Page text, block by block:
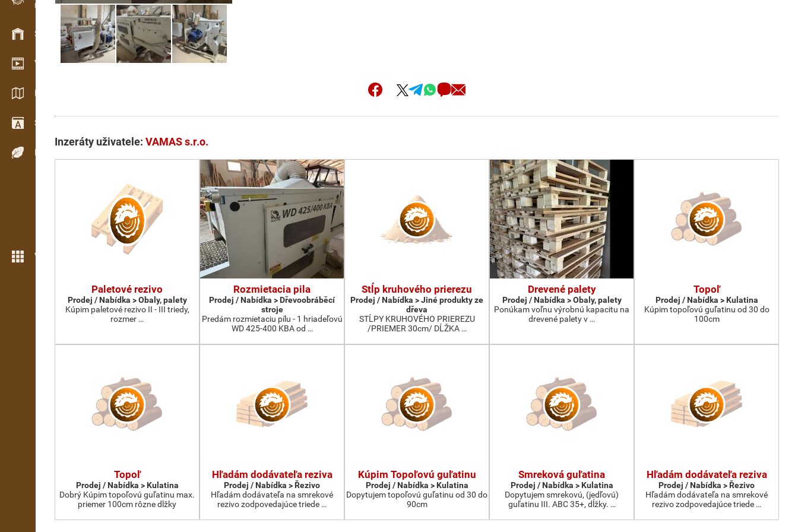
Evidence dřeva v terénu
Skladové hospodářství
Video showroom
Katalogy / Brožury
Slovník
Dřeviny
Více možností
Inzeráty uživatele: VAMAS s.r.o.
Paletové rezivo
Prodej / Nabídka > Obaly, palety
Kúpim paletové rezivo II - III triedy,
rozmer …
Rozmietacia pila
Prodej / Nabídka > Dřevoobráběcí
stroje
Predám rozmietaciu pílu - 1 hriadeľovú
WD 425-400 KBA od …
Stĺp kruhového prierezu
Prodej / Nabídka > Jiné produkty ze
dřeva
STĹPY KRUHOVÉHO PRIEREZU
/PRIEMER 30cm/ DĹŽKA …
Drevené palety
Prodej / Nabídka > Obaly, palety
Ponúkam voľnu výrobnú kapacitu na
drevené palety v …
Topoľ
Prodej / Nabídka > Kulatina
Kúpim topoľovú guľatinu od 30 do
100cm
Topoľ
Prodej / Nabídka > Kulatina
Dobrý Kúpim topoľovú guľatinu max.
priemer 100cm rôzne dlžky
Hľadám dodávateľa reziva
Prodej / Nabídka > Řezivo
Hľadám dodávateľa na smrekové
rezivo zodpovedajúce triede …
Kúpim Topoľovú guľatinu
Prodej / Nabídka > Kulatina
Dopytujem topoľovú guľatinu od 30 do
90cm
Smreková guľatina
Prodej / Nabídka > Kulatina
Dopytujem smrekovú, (jedľovú)
guľatinu III. ABC 35+, dĺžky. …
Hľadám dodávateľa reziva
Prodej / Nabídka > Řezivo
Hľadám dodávateľa na smrekové
rezivo zodpovedajúce triede …